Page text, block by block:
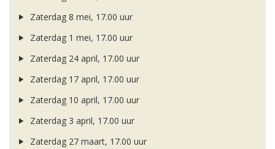
Zaterdag 8 mei, 17.00 uur
Zaterdag 1 mei, 17.00 uur
Zaterdag 24 april, 17.00 uur
Zaterdag 17 april, 17.00 uur
Zaterdag 10 april, 17.00 uur
Zaterdag 3 april, 17.00 uur
Zaterdag 27 maart, 17.00 uur